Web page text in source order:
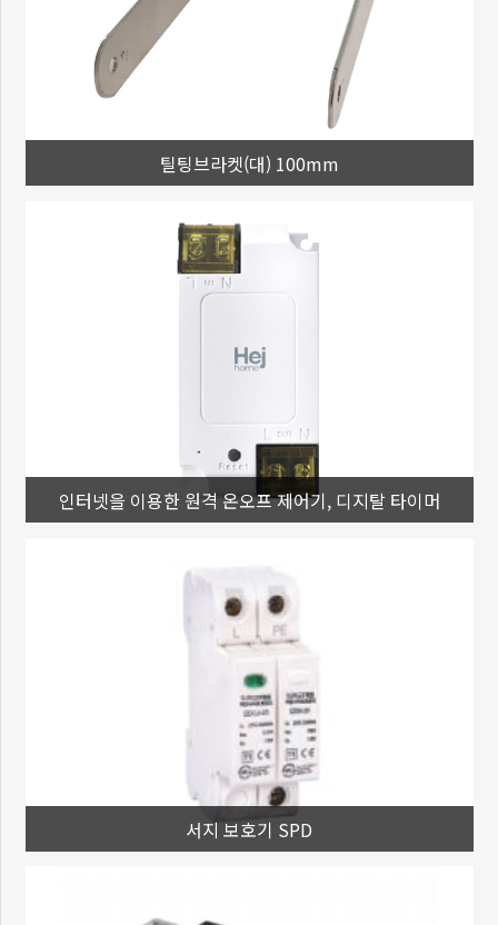
틸팅브라켓(대) 100mm
인터넷을 이용한 원격 온오프 제어기, 디지탈 타이머
서지 보호기 SPD